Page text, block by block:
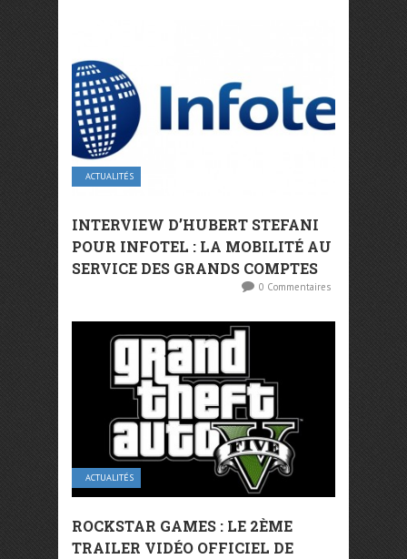
ACTUALITÉS
INTERVIEW D’HUBERT STEFANI
POUR INFOTEL : LA MOBILITÉ AU
SERVICE DES GRANDS COMPTES
0 Commentaires
ACTUALITÉS
ROCKSTAR GAMES : LE 2ÈME
TRAILER VIDÉO OFFICIEL DE